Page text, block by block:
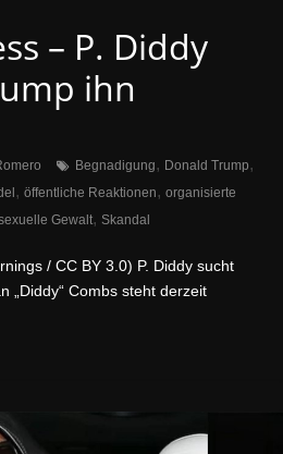
– P. Diddy
ihn
Begnadigung, Donald Trump,
, öffentliche Reaktionen, organisierte
Gewalt, Skandal
/ CC BY 3.0) P. Diddy sucht
„Diddy“ Combs steht derzeit